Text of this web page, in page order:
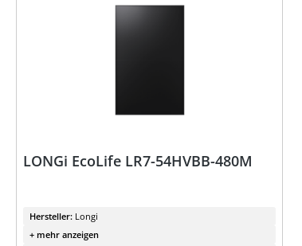
LONGi EcoLife LR7-54HVBB-480M
Hersteller: Longi
+ mehr anzeigen